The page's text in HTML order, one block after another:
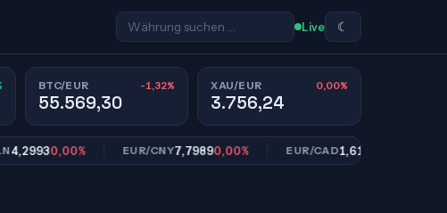
Live ☾
BTC/EUR -1,32%
55.569,30
XAU/EUR 0,00%
3.756,24
0,00% EUR/CNY7,79890,00% EUR/CAD1,61130,00%